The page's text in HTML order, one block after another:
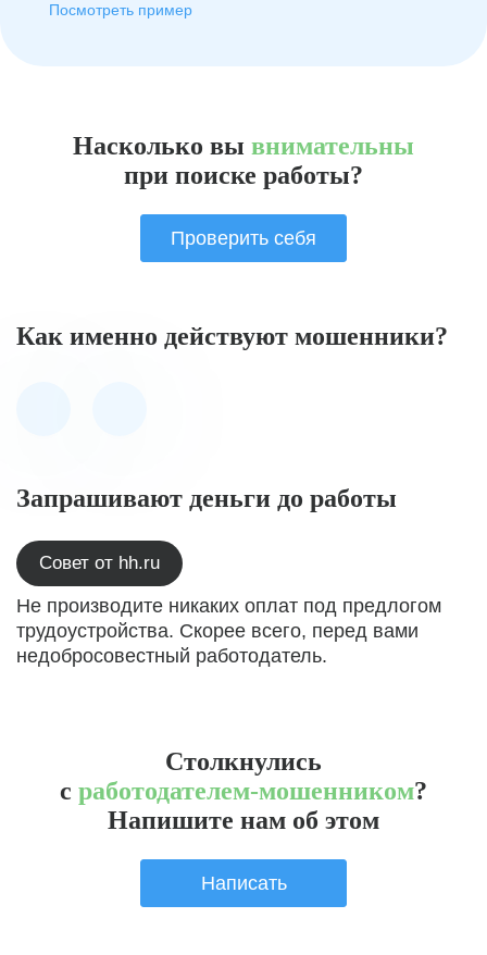
Посмотреть пример
Насколько вы внимательны
при поиске работы?
Проверить себя
Как именно действуют мошенники?
Запрашивают деньги до работы
Совет от hh.ru
Не производите никаких оплат под предлогом
трудоустройства. Скорее всего, перед вами
недобросовестный работодатель.
Столкнулись
с работодателем-мошенником?
Напишите нам об этом
Написать